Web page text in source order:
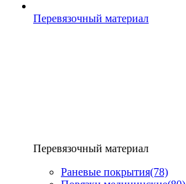
Перевязочный материал
Перевязочный материал
Раневые покрытия(78)